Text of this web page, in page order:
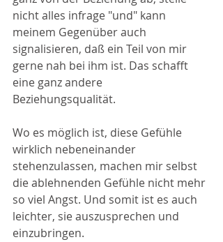
nicht alles infrage "und" kann
meinem Gegenüber auch
signalisieren, daß ein Teil von mir
gerne nah bei ihm ist. Das schafft
eine ganz andere
Beziehungsqualität.
Wo es möglich ist, diese Gefühle
wirklich nebeneinander
stehenzulassen, machen mir selbst
die ablehnenden Gefühle nicht mehr
so viel Angst. Und somit ist es auch
leichter, sie auszusprechen und
einzubringen.